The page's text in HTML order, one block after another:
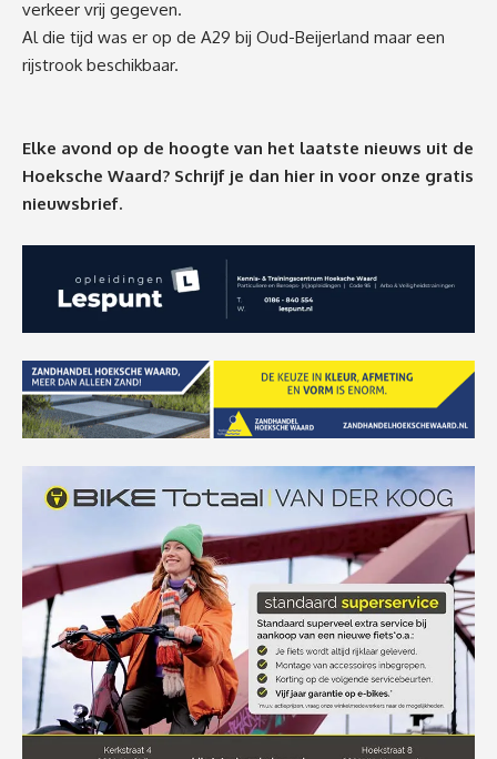
verkeer vrij gegeven.
Al die tijd was er op de A29 bij Oud-Beijerland maar een
rijstrook beschikbaar.
Elke avond op de hoogte van het laatste nieuws uit de
Hoeksche Waard? Schrijf je dan hier in voor onze gratis
nieuwsbrief.